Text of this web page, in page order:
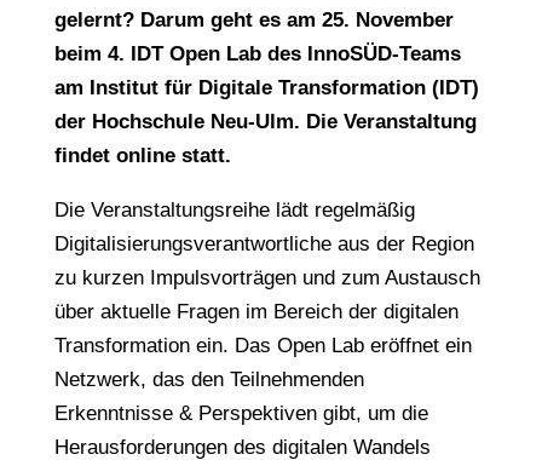
gelernt? Darum geht es am 25. November
beim 4. IDT Open Lab des InnoSÜD-Teams
am Institut für Digitale Transformation (IDT)
der Hochschule Neu-Ulm. Die Veranstaltung
findet online statt.
Die Veranstaltungsreihe lädt regelmäßig
Digitalisierungsverantwortliche aus der Region
zu kurzen Impulsvorträgen und zum Austausch
über aktuelle Fragen im Bereich der digitalen
Transformation ein. Das Open Lab eröffnet ein
Netzwerk, das den Teilnehmenden
Erkenntnisse & Perspektiven gibt, um die
Herausforderungen des digitalen Wandels